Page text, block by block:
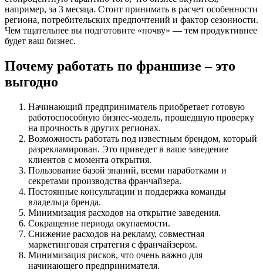
например, за 3 месяца. Стоит принимать в расчет особенности
региона, потребительских предпочтений и фактор сезонности.
Чем тщательнее вы подготовите «почву» — тем продуктивнее
будет ваш бизнес.
Почему работать по франшизе – это
выгодно
Начинающий предприниматель приобретает готовую
работоспособную бизнес-модель, прошедшую проверку
на прочность в других регионах.
Возможность работать под известным брендом, который
разрекламирован. Это приведет в ваше заведение
клиентов с момента открытия.
Пользование базой знаний, всеми наработками и
секретами производства франчайзера.
Постоянные консультации и поддержка команды
владельца бренда.
Минимизация расходов на открытие заведения.
Сокращение периода окупаемости.
Снижение расходов на рекламу, совместная
маркетинговая стратегия с франчайзером.
Минимизация рисков, что очень важно для
начинающего предпринимателя.